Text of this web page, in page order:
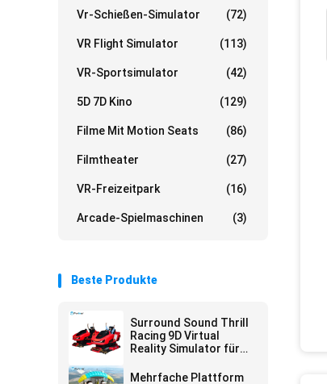
Vr-Schießen-Simulator (72)
VR Flight Simulator (113)
VR-Sportsimulator (42)
5D 7D Kino (129)
Filme Mit Motion Seats (86)
Filmtheater (27)
VR-Freizeitpark (16)
Arcade-Spielmaschinen (3)
Beste Produkte
Surround Sound Thrill
Racing 9D Virtual
Reality Simulator für
Mehrfache Plattform